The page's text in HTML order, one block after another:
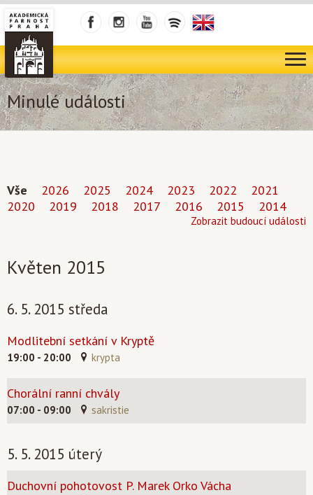
Minulé události
Vše 2026 2025 2024 2023 2022
2021
2020
2019 2018 2017 2016 2015 2014
Zobrazit budoucí události
Květen 2015
6. 5. 2015 středa
Modlitební setkání v Kryptě
19:00 - 20:00 krypta
Chorální ranní chvály
07:00 - 09:00 sakristie
5. 5. 2015 úterý
Duchovní pohotovost P. Marek Orko Vácha